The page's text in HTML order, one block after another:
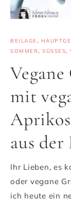
BEILAGE,
SOMMER, SÜSSES ,
mit
aus
Ihr Lieben, es
oder vegane
ich heute ein